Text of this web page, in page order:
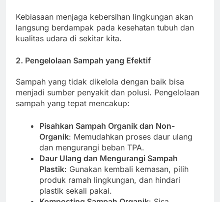
Kebiasaan menjaga kebersihan lingkungan akan
langsung berdampak pada kesehatan tubuh dan
kualitas udara di sekitar kita.
2. Pengelolaan Sampah yang Efektif
Sampah yang tidak dikelola dengan baik bisa
menjadi sumber penyakit dan polusi. Pengelolaan
sampah yang tepat mencakup:
Pisahkan Sampah Organik dan Non-
Organik: Memudahkan proses daur ulang
dan mengurangi beban TPA.
Daur Ulang dan Mengurangi Sampah
Plastik: Gunakan kembali kemasan, pilih
produk ramah lingkungan, dan hindari
plastik sekali pakai.